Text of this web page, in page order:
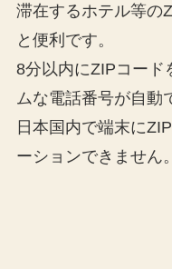
滞在するホテル等の
と便利です。
8分以内にZIPコード
ムな電話番号が自動
日本国内で端末に
ーションできません。